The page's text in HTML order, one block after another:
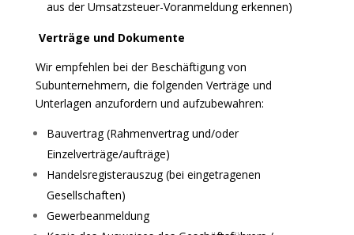
aus der Umsatzsteuer-Voranmeldung erkennen)
Verträge und Dokumente
Wir empfehlen bei der Beschäftigung von
Subunternehmern, die folgenden Verträge und
Unterlagen anzufordern und aufzubewahren:
Bauvertrag (Rahmenvertrag und/oder
Einzelverträge/aufträge)
Handelsregisterauszug (bei eingetragenen
Gesellschaften)
Gewerbeanmeldung